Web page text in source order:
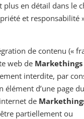
plus en détail dans le
et responsabilité
de contenu («
web de Markethings
interdite, par
élément d’une page
de
partiellement ou